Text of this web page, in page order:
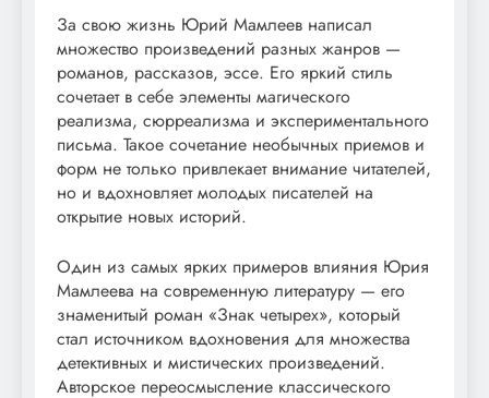
За свою жизнь Юрий Мамлеев написал
множество произведений разных жанров —
романов, рассказов, эссе. Его яркий стиль
сочетает в себе элементы магического
реализма, сюрреализма и экспериментального
письма. Такое сочетание необычных приемов и
форм не только привлекает внимание читателей,
но и вдохновляет молодых писателей на
открытие новых историй.
Один из самых ярких примеров влияния Юрия
Мамлеева на современную литературу — его
знаменитый роман «Знак четырех», который
стал источником вдохновения для множества
детективных и мистических произведений.
Авторское переосмысление классического